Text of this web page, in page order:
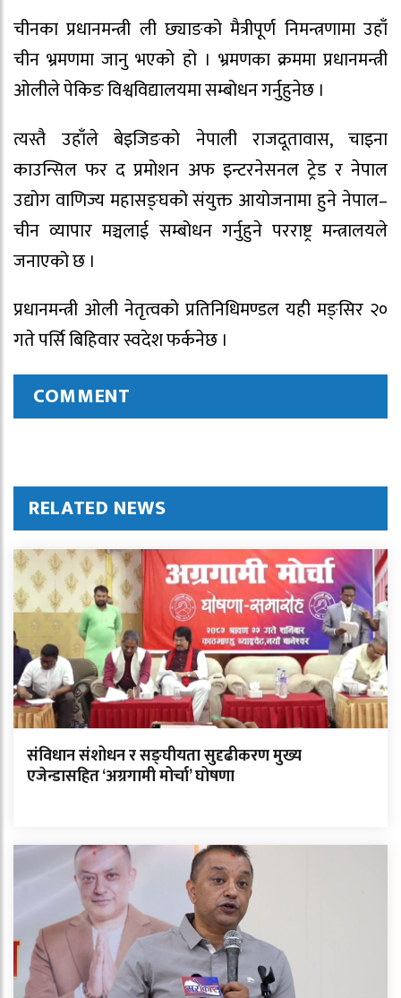
चीनका प्रधानमन्त्री ली छ्याङको मैत्रीपूर्ण निमन्त्रणामा उहाँ
चीन भ्रमणमा जानु भएको हो । भ्रमणका क्रममा प्रधानमन्त्री
ओलीले पेकिङ विश्वविद्यालयमा सम्बोधन गर्नुहुनेछ ।
त्यस्तै उहाँले बेइजिङको नेपाली राजदूतावास, चाइना
काउन्सिल फर द प्रमोशन अफ इन्टरनेसनल ट्रेड र नेपाल
उद्योग वाणिज्य महासङ्घको संयुक्त आयोजनामा हुने नेपाल–
चीन व्यापार मञ्चलाई सम्बोधन गर्नुहुने परराष्ट्र मन्त्रालयले
जनाएको छ ।
प्रधानमन्त्री ओली नेतृत्वको प्रतिनिधिमण्डल यही मङ्सिर २०
गते पर्सि बिहिवार स्वदेश फर्कनेछ ।
COMMENT
RELATED NEWS
संविधान संशोधन र सङ्घीयता सुदृढीकरण मुख्य
एजेन्डासहित ‘अग्रगामी मोर्चा’ घोषणा